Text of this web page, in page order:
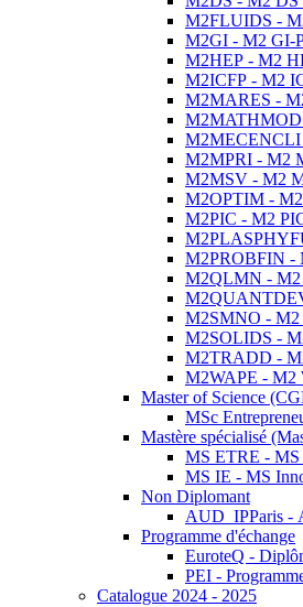
M2FLUIDS -
M2GI - M2 GI-
M2HEP - M2
M2ICFP - M2
M2MARES -
M2MATHMOD
M2MECENCLI
M2MPRI - M2
M2MSV - M2
M2OPTIM -
M2PIC - M2
M2PROBFIN -
M2QLMN - M2
M2SMNO - M2
M2SOLIDS -
M2TRADD -
M2WAPE - M2
Master of Science
MSc
Mastère spécialisé
MS ETRE - MS
MS IE - MS
Non Diplomant
AUD_IPParis -
Programme d'échange
EuroteQ -
PEI -
Catalogue 2024 - 2025